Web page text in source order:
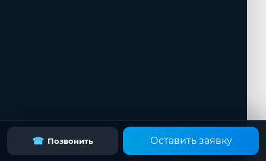
☎ Позвонить Оставить заявку